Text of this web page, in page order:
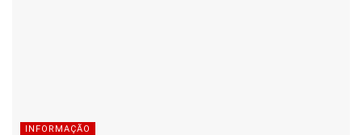
INFORMAÇÃO